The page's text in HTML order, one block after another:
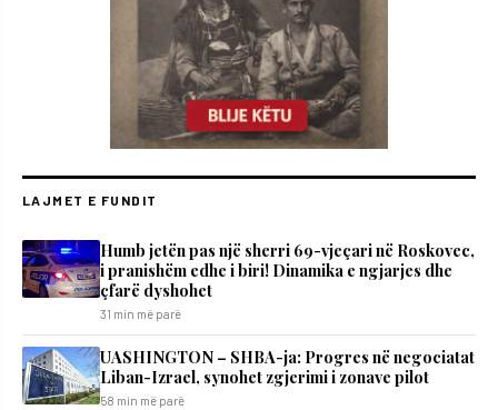
LAJMET E FUNDIT
Humb jetën pas një sherri 69-vjeçari në Roskovec,
i pranishëm edhe i biri! Dinamika e ngjarjes dhe
çfarë dyshohet
31 min më parë
UASHINGTON – SHBA-ja: Progres në negociatat
Liban-Izrael, synohet zgjerimi i zonave pilot
58 min më parë